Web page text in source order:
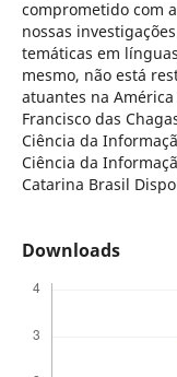
comprometido com
nossas
temáticas em
mesmo, não está
atuantes na
Francisco das
Ciência da
Ciência da
Catarina Brasil
Downloads